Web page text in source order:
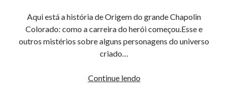
Aqui está a história de Origem do grande Chapolin
Colorado: como a carreira do herói começou.Esse e
outros mistérios sobre alguns personagens do universo
criado…
Continue lendoChapolin